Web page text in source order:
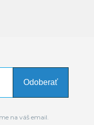
Odoberať
na váš email.